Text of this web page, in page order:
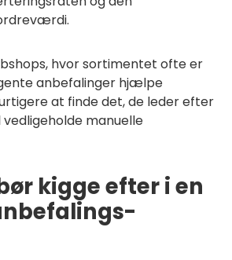
hvor sortimentet ofte er
anbefalinger hjælpe
at finde det, de leder efter
vedligeholde manuelle
kigge efter i en